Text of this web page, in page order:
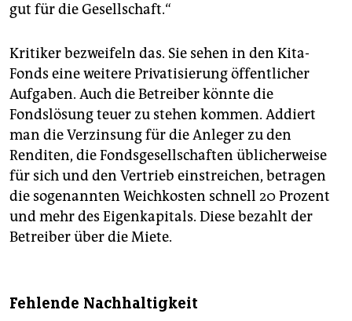
gut für die Gesellschaft.“
Kritiker bezweifeln das. Sie sehen in den Kita-
Fonds eine weitere Privatisierung öffentlicher
Aufgaben. Auch die Betreiber könnte die
Fondslösung teuer zu stehen kommen. Addiert
man die Verzinsung für die Anleger zu den
Renditen, die Fondsgesellschaften üblicherweise
für sich und den Vertrieb einstreichen, betragen
die sogenannten Weichkosten schnell 20 Prozent
und mehr des Eigenkapitals. Diese bezahlt der
Betreiber über die Miete.
Fehlende Nachhaltigkeit